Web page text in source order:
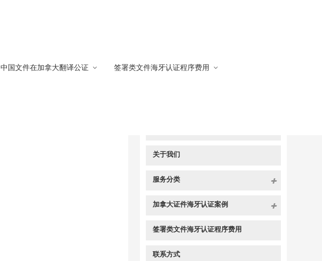
中国文件在加拿大翻译公证 签署类文件海牙认证程序费用
关于我们
服务分类
加拿大证件海牙认证案例
签署类文件海牙认证程序费用
联系方式